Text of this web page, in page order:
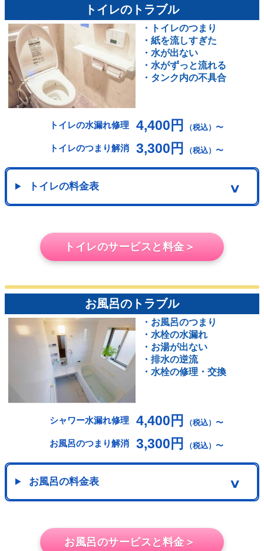
トイレのトラブル
・トイレのつまり
・紙を流しすぎた
・水が出ない
・水がずっと流れる
・タンク内の不具合
トイレの水漏れ修理 4,400円 （税込）〜
トイレのつまり解消 3,300円 （税込）〜
トイレの料金表 ∨
トイレのサービスと料金＞
お風呂のトラブル
・お風呂のつまり
・水栓の水漏れ
・お湯が出ない
・排水の逆流
・水栓の修理・交換
シャワー水漏れ修理 4,400円 （税込）〜
お風呂のつまり解消 3,300円 （税込）〜
お風呂の料金表 ∨
お風呂のサービスと料金＞